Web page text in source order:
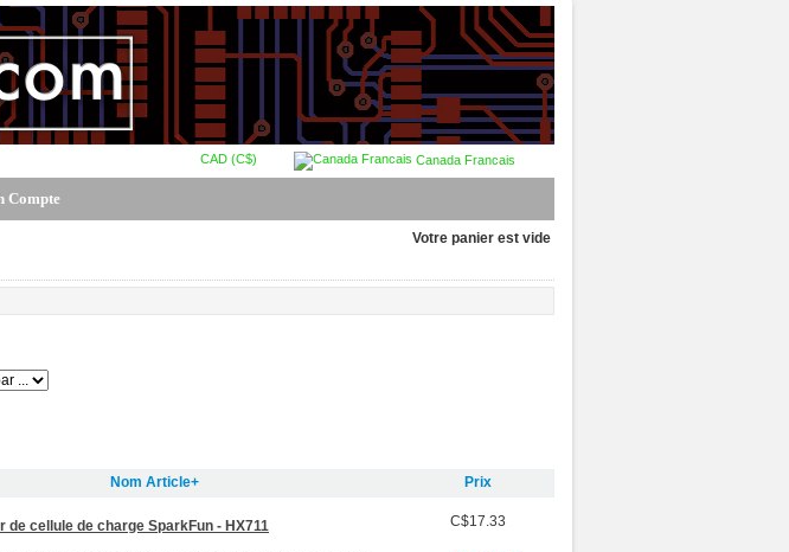
Canada Francais
CAD (C$)
Compte
Votre panier est vide
Nom Article+ Prix
de cellule de charge SparkFun - HX711 C$17.33